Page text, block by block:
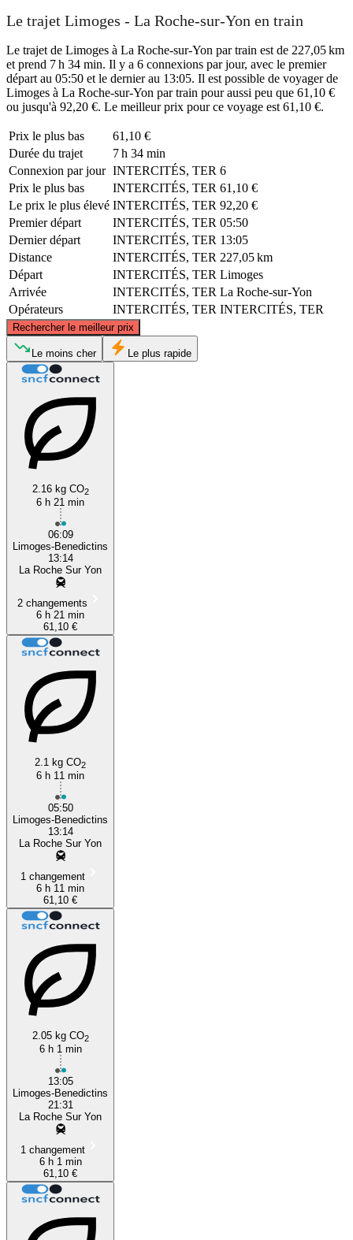
Le trajet Limoges - La Roche-sur-Yon en train
Le trajet de Limoges à La Roche-sur-Yon par train est de 227,05 km
et prend 7 h 34 min. Il y a 6 connexions par jour, avec le premier
départ au 05:50 et le dernier au 13:05. Il est possible de voyager de
Limoges à La Roche-sur-Yon par train pour aussi peu que 61,10 €
ou jusqu'à 92,20 €. Le meilleur prix pour ce voyage est 61,10 €.
Prix ​​le plus bas
61,10 €
Durée du trajet
7 h 34 min
Connexion par jour INTERCITÉS, TER 6
Prix ​​le plus bas
INTERCITÉS, TER 61,10 €
Le prix le plus élevé INTERCITÉS, TER 92,20 €
Premier départ
INTERCITÉS, TER 05:50
Dernier départ
INTERCITÉS, TER 13:05
Distance
INTERCITÉS, TER 227,05 km
Départ
INTERCITÉS, TER Limoges
Arrivée
INTERCITÉS, TER La Roche-sur-Yon
Opérateurs
INTERCITÉS, TER INTERCITÉS, TER
Rechercher le meilleur prix
La Roche-sur-Yon
© CARTO, © OpenStreetMapcontributors
Le moins cher Le plus rapide
2.16 kg CO2
6 h 21 min
06:09
Limoges-Benedictins
13:14
La Roche Sur Yon
2 changements
6 h 21 min
61,10 €
2.1 kg CO2
6 h 11 min
05:50
Limoges-Benedictins
13:14
La Roche Sur Yon
1 changement
6 h 11 min
61,10 €
2.05 kg CO2
6 h 1 min
13:05
Limoges-Benedictins
21:31
La Roche Sur Yon
1 changement
6 h 1 min
61,10 €